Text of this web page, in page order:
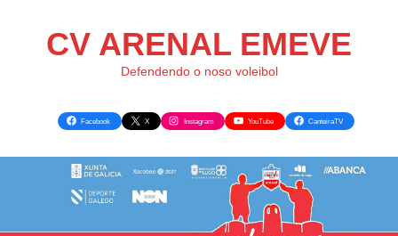
CV ARENAL EMEVE
Defendendo o noso voleibol
Facebook X Instagram YouTube CanteiraTV